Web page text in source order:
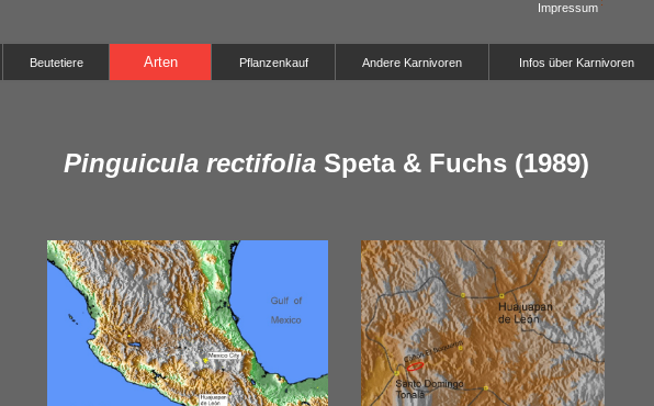
Impressum
Beutetiere Arten Pflanzenkauf Andere Karnivoren Infos über Karnivoren
Pinguicula rectifolia Speta & Fuchs (1989)